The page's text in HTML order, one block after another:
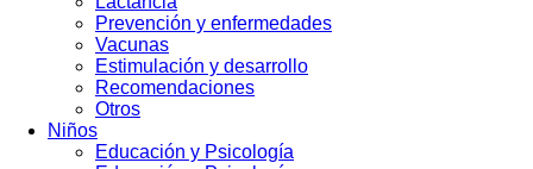
Prevención y enfermedades
Vacunas
Estimulación y desarrollo
Recomendaciones
Otros
Niños
Educación y Psicología